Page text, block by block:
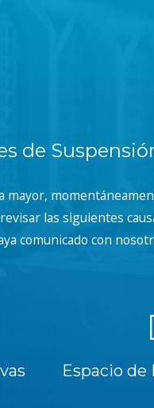
de
mayor,
las siguientes
comunicado con
Espacio de